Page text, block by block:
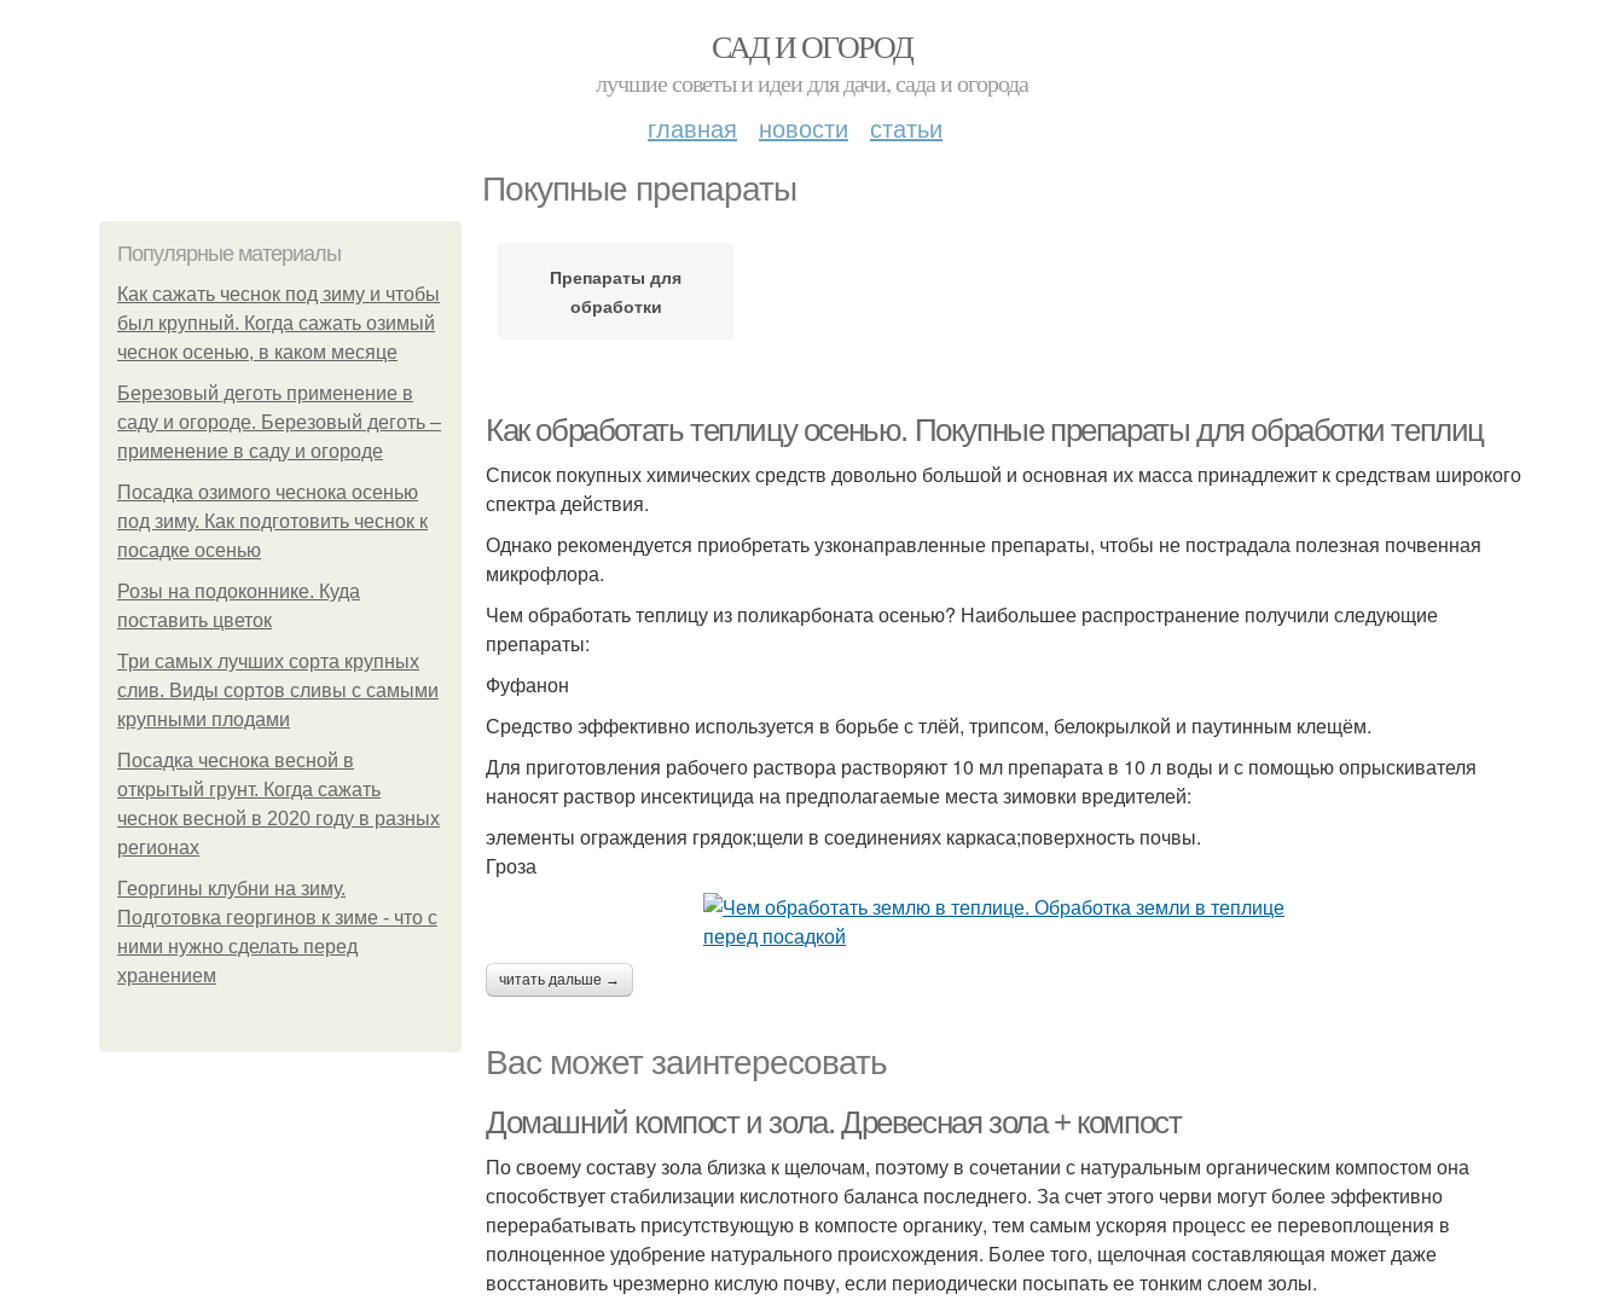
САД И ОГОРОД
лучшие советы и идеи для дачи, сада и огорода
главная новости статьи
Покупные препараты
Популярные материалы
Как сажать чеснок под зиму и чтобы
был крупный. Когда сажать озимый
чеснок осенью, в каком месяце
Березовый деготь применение в
саду и огороде. Березовый деготь –
применение в саду и огороде
Посадка озимого чеснока осенью
под зиму. Как подготовить чеснок к
посадке осенью
Розы на подоконнике. Куда
поставить цветок
Три самых лучших сорта крупных
слив. Виды сортов сливы с самыми
крупными плодами
Посадка чеснока весной в
открытый грунт. Когда сажать
чеснок весной в 2020 году в разных
регионах
Георгины клубни на зиму.
Подготовка георгинов к зиме - что с
ними нужно сделать перед
хранением
Препараты для
обработки
Как обработать теплицу осенью. Покупные препараты для обработки теплиц
Список покупных химических средств довольно большой и основная их масса принадлежит к средствам широкого
спектра действия.
Однако рекомендуется приобретать узконаправленные препараты, чтобы не пострадала полезная почвенная
микрофлора.
Чем обработать теплицу из поликарбоната осенью? Наибольшее распространение получили следующие
препараты:
Фуфанон
Средство эффективно используется в борьбе с тлёй, трипсом, белокрылкой и паутинным клещём.
Для приготовления рабочего раствора растворяют 10 мл препарата в 10 л воды и с помощью опрыскивателя
наносят раствор инсектицида на предполагаемые места зимовки вредителей:
элементы ограждения грядок;щели в соединениях каркаса;поверхность почвы.
Гроза
читать дальше →
Вас может заинтересовать
Домашний компост и зола. Древесная зола + компост
По своему составу зола близка к щелочам, поэтому в сочетании с натуральным органическим компостом она
способствует стабилизации кислотного баланса последнего. За счет этого черви могут более эффективно
перерабатывать присутствующую в компосте органику, тем самым ускоряя процесс ее перевоплощения в
полноценное удобрение натурального происхождения. Более того, щелочная составляющая может даже
восстановить чрезмерно кислую почву, если периодически посыпать ее тонким слоем золы.